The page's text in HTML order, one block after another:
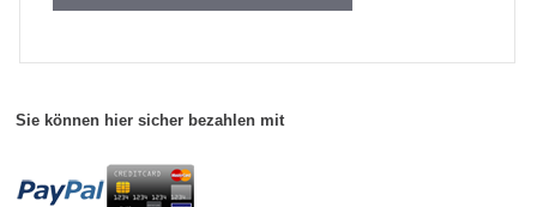
Sie können hier sicher bezahlen mit